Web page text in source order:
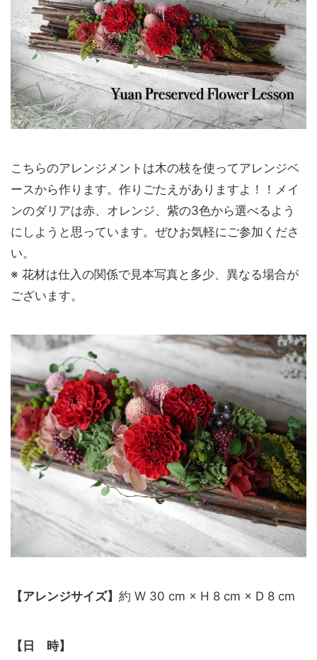
こちらのアレンジメントは木の枝を使ってアレンジベ
ースから作ります。作りごたえがありますよ！！メイ
ンのダリアは赤、オレンジ、紫の3色から選べるよう
にしようと思っています。ぜひお気軽にご参加くださ
い。
※ 花材は仕入の関係で見本写真と多少、異なる場合が
ございます。
【アレンジサイズ】 約 W 30 cm × H 8 cm × D 8 cm
【日 時】